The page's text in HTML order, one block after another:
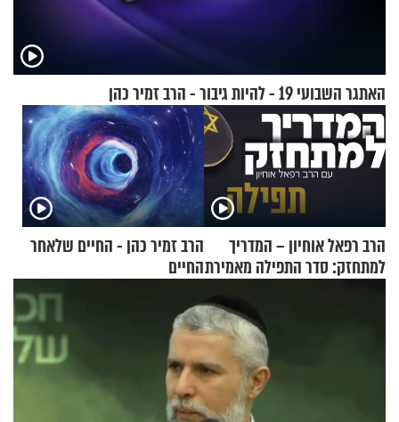
האתגר השבועי 19 - להיות גיבור - הרב זמיר כהן
הרב רפאל אוחיון – המדריך
למתחזק: סדר התפילה מאמירת
הרב זמיר כהן - החיים שלאחר
החיים